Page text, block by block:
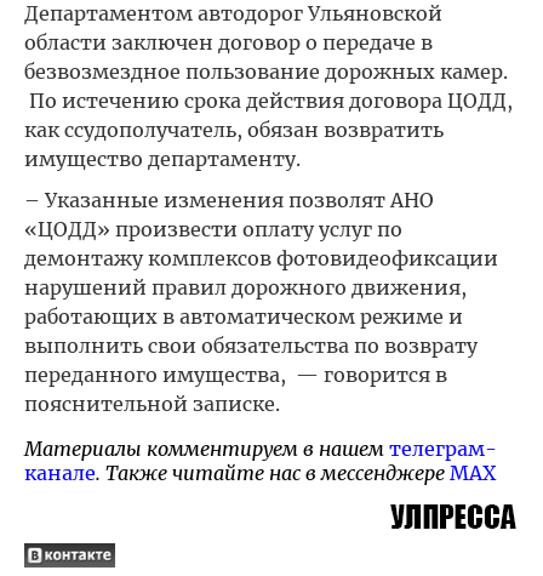
Департаментом автодорог Ульяновской
области заключен договор о передаче в
безвозмездное пользование дорожных камер.
По истечению срока действия договора ЦОДД,
как ссудополучатель, обязан возвратить
имущество департаменту.
– Указанные изменения позволят АНО
«ЦОДД» произвести оплату услуг по
демонтажу комплексов фотовидеофиксации
нарушений правил дорожного движения,
работающих в автоматическом режиме и
выполнить свои обязательства по возврату
переданного имущества, — говорится в
пояснительной записке.
Материалы комментируем в нашем телеграм-
канале. Также читайте нас в мессенджере MAX